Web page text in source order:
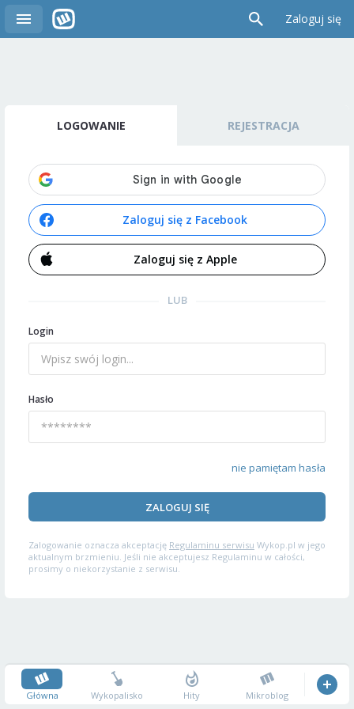
Zaloguj się
LOGOWANIE REJESTRACJA
Zaloguj się z Facebook
Zaloguj się z Apple
LUB
Login
Hasło
nie pamiętam hasła
ZALOGUJ SIĘ
Zalogowanie oznacza akceptację Regulaminu serwisu Wykop.pl w jego
aktualnym brzmieniu. Jeśli nie akceptujesz Regulaminu w całości,
prosimy o niekorzystanie z serwisu.
Główna Wykopalisko Hity Mikroblog